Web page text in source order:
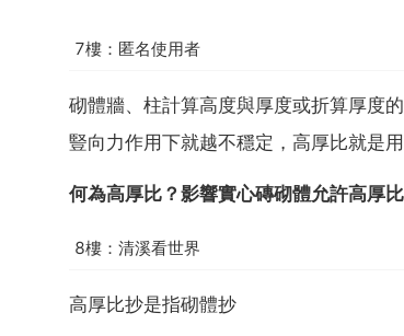
7樓：匿名使用者
砌體牆、柱計算高度與厚度或折算厚度
豎向力作用下就越不穩定，高厚比就是
何為高厚比？影響實心磚砌體允許高厚
8樓：清溪看世界
高厚比抄是指砌體抄